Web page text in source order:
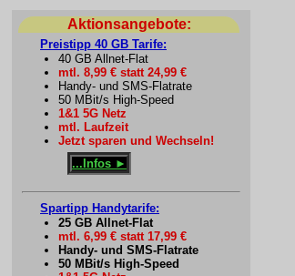
Aktionsangebote:
Preistipp 40 GB Tarife:
40 GB Allnet-Flat
mtl. 8,99 € statt 24,99 €
Handy- und SMS-Flatrate
50 MBit/s High-Speed
1&1 5G Netz
mtl. Laufzeit
Jetzt sparen und Wechseln!
...Infos ►
Spartipp Handytarife:
25 GB Allnet-Flat
mtl. 6,99 € statt 17,99 €
Handy- und SMS-Flatrate
50 MBit/s High-Speed